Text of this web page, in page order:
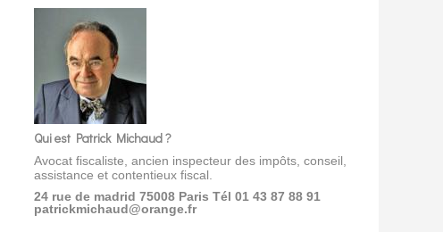
Qui est Patrick Michaud ?
Avocat fiscaliste, ancien inspecteur des impôts, conseil,
assistance et contentieux fiscal.
24 rue de madrid 75008 ParisTél 01 43 87 88 91
patrickmichaud@orange.fr